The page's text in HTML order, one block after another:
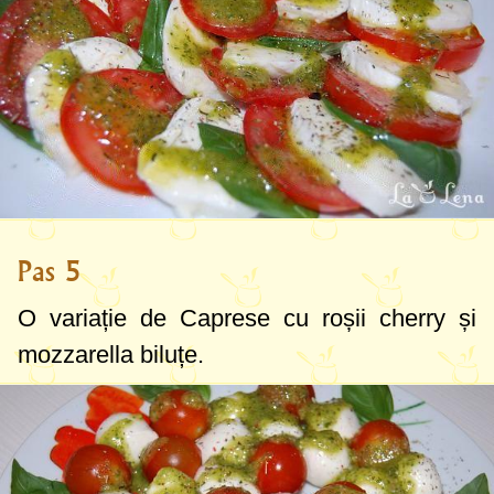
Pas 5
O variație de Caprese cu roșii cherry și
mozzarella biluțe.